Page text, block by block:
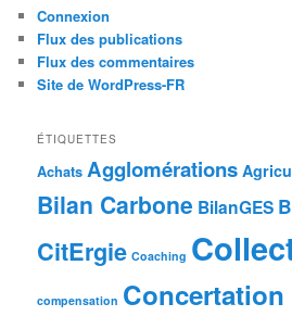
Connexion
Flux des publications
Flux des commentaires
Site de WordPress-FR
ÉTIQUETTES
Achats Agglomérations
Bilan Carbone BilanGES
CitErgie Coaching
compensation Concertation